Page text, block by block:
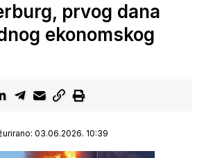
prvog dana
ekonomskog
03.06.2026. 10:39